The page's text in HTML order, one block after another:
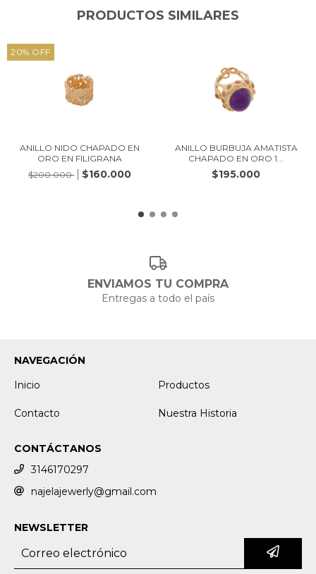
PRODUCTOS SIMILARES
20% OFF
ANILLO NIDO CHAPADO EN
ORO EN FILIGRANA
$200.000
$160.000
ANILLO BURBUJA AMATISTA
CHAPADO EN ORO 1...
$195.000
ENVIAMOS TU COMPRA
Entregas a todo el país
NAVEGACIÓN
Inicio
Productos
Contacto Nuestra Historia
CONTÁCTANOS
3146170297
najelajewerly@gmail.com
NEWSLETTER